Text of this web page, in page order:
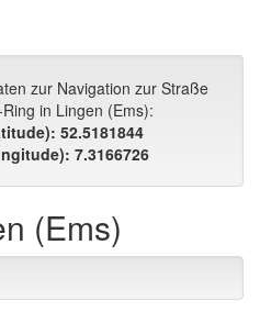
zur Navigation zur Straße
in Lingen (Ems):
52.5181844
7.3166726
(Ems)